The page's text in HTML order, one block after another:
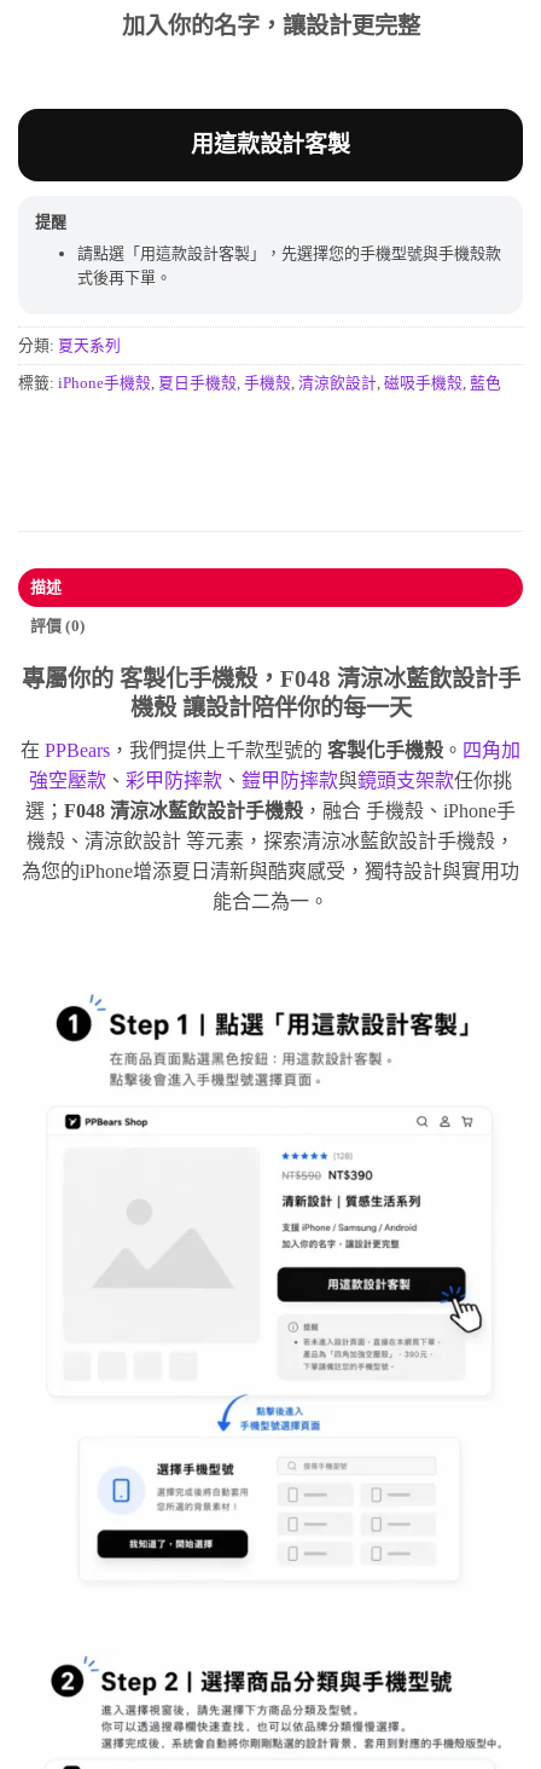
加入你的名字，讓設計更完整
用這款設計客製
提醒
請點選「用這款設計客製」，先選擇您的手機型號與手機殼款
式後再下單。
分類: 夏天系列
標籤: iPhone手機殼 夏日手機殼 手機殼 清涼飲設計 磁吸手機殼 藍色
描述
評價 (0)
專屬你的 客製化手機殼，F048 清涼冰藍飲設計手
機殼 讓設計陪伴你的每一天
在 PPBears ，我們提供上千款型號的 客製化手機殼 。 四角加
強空壓款 、 彩甲防摔款 、 鎧甲防摔款與鏡頭支架款任你挑
選； F048 清涼冰藍飲設計手機殼 ，融合 手機殼、iPhone手
機殼、清涼飲設計 等元素，探索清涼冰藍飲設計手機殼，
為您的iPhone增添夏日清新與酷爽感受，獨特設計與實用功
能合二為一。